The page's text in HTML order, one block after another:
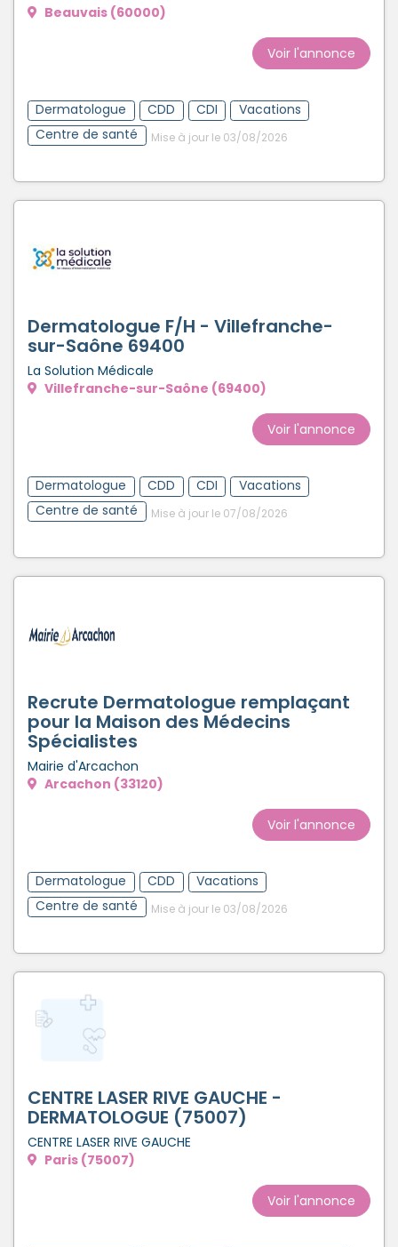
Beauvais (60000)
Voir l'annonce
Dermatologue CDD CDI
Vacations
Centre de santé
Mise à jour le 03/08/2026
Dermatologue F/H - Villefranche-
sur-Saône 69400
La Solution Médicale
Villefranche-sur-Saône (69400)
Voir l'annonce
Dermatologue CDD CDI
Vacations
Centre de santé
Mise à jour le 07/08/2026
Recrute Dermatologue remplaçant
pour la Maison des Médecins
Spécialistes
Mairie d'Arcachon
Arcachon (33120)
Voir l'annonce
Dermatologue CDD
Vacations
Centre de santé
Mise à jour le 03/08/2026
CENTRE LASER RIVE GAUCHE -
DERMATOLOGUE (75007)
CENTRE LASER RIVE GAUCHE
Paris (75007)
Voir l'annonce